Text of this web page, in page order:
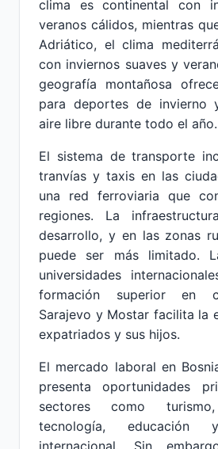
clima es continental con
veranos cálidos, mientras
Adriático, el clima
con inviernos suaves y
geografía montañosa
para deportes de invierno
aire libre durante todo el año.
El sistema de transporte
tranvías y taxis en las
una red ferroviaria que
regiones. La
desarrollo, y en las zonas
puede ser más limitado.
universidades
formación superior en
Sarajevo y Mostar facilita la
expatriados y sus hijos.
El mercado laboral en
presenta oportunidades
sectores como turismo,
tecnología, educación
internacional. Sin